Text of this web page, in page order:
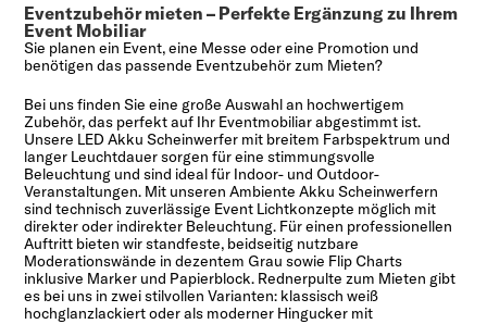
Eventzubehör mieten – Perfekte Ergänzung zu Ihrem
Event Mobiliar
Sie planen ein Event, eine Messe oder eine Promotion und
benötigen das passende Eventzubehör zum Mieten?
Bei uns finden Sie eine große Auswahl an hochwertigem
Zubehör, das perfekt auf Ihr Eventmobiliar abgestimmt ist.
Unsere LED Akku Scheinwerfer mit breitem Farbspektrum und
langer Leuchtdauer sorgen für eine stimmungsvolle
Beleuchtung und sind ideal für Indoor- und Outdoor-
Veranstaltungen. Mit unseren Ambiente Akku Scheinwerfern
sind technisch zuverlässige Event Lichtkonzepte möglich mit
direkter oder indirekter Beleuchtung. Für einen professionellen
Auftritt bieten wir standfeste, beidseitig nutzbare
Moderationswände in dezentem Grau sowie Flip Charts
inklusive Marker und Papierblock. Rednerpulte zum Mieten gibt
es bei uns in zwei stilvollen Varianten: klassisch weiß
hochglanzlackiert oder als moderner Hingucker mit